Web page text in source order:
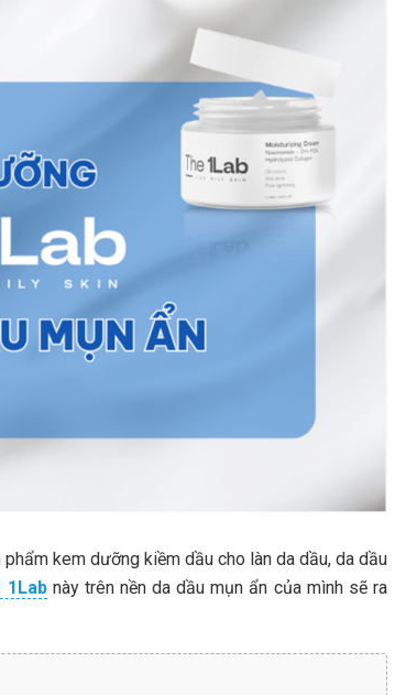
kem dưỡng kiềm dầu cho làn da dầu, da dầu
1Labnày trên nền da dầu mụn ẩn của mình sẽ ra